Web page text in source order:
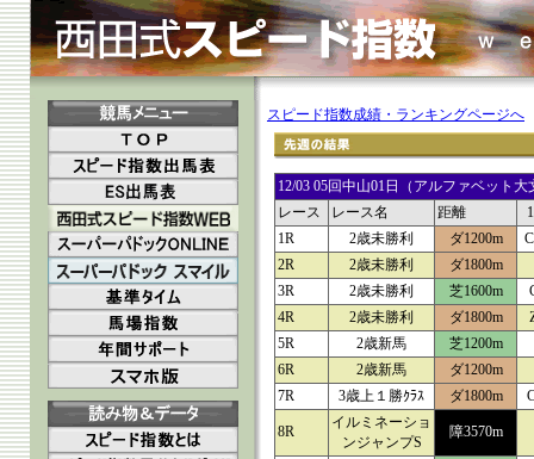
スピード指数成績・ランキングページへ
12/03 05回中山01日（アルファベット
レース
レース名 距離
1R
2歳未勝利 ダ1200m
2R
2歳未勝利
ダ1800m
3R
2歳未勝利 芝1600m
4R
2歳未勝利 ダ1800m
5R
2歳新馬
芝1200m
6R
2歳新馬
ダ1200m
7R
3歳上１勝ｸﾗｽ ダ1800m
8R
イルミネーショ
ンジャンプS
障3570m